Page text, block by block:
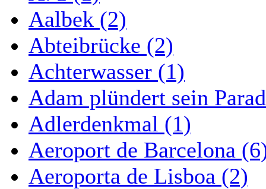
Aalbek (2)
Abteibrücke (2)
Achterwasser (1)
Adam plündert sein
Adlerdenkmal (1)
Aeroport de Barcelona
Aeroporta de Lisboa (2)